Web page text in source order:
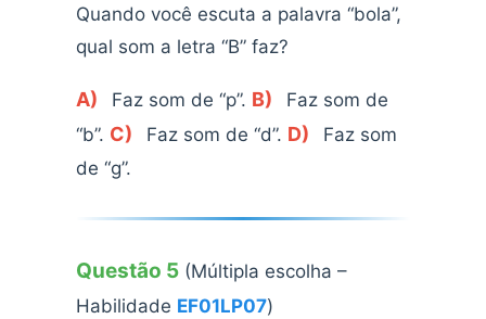
Quando você escuta a palavra “bola”,
qual som a letra “B” faz?
A) Faz som de “p”. B)
Faz som de
“b”. C) Faz som de “d”. D)
Faz som
de “g”.
Questão 5 (Múltipla escolha –
Habilidade EF01LP07)